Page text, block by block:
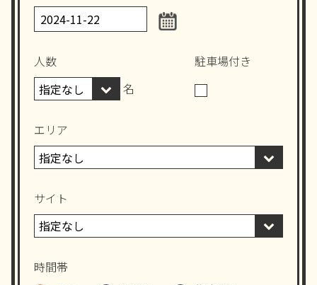
人数
名
駐車場付き
エリア
サイト
時間帯